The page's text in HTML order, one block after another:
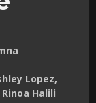
Lopez,
Halili